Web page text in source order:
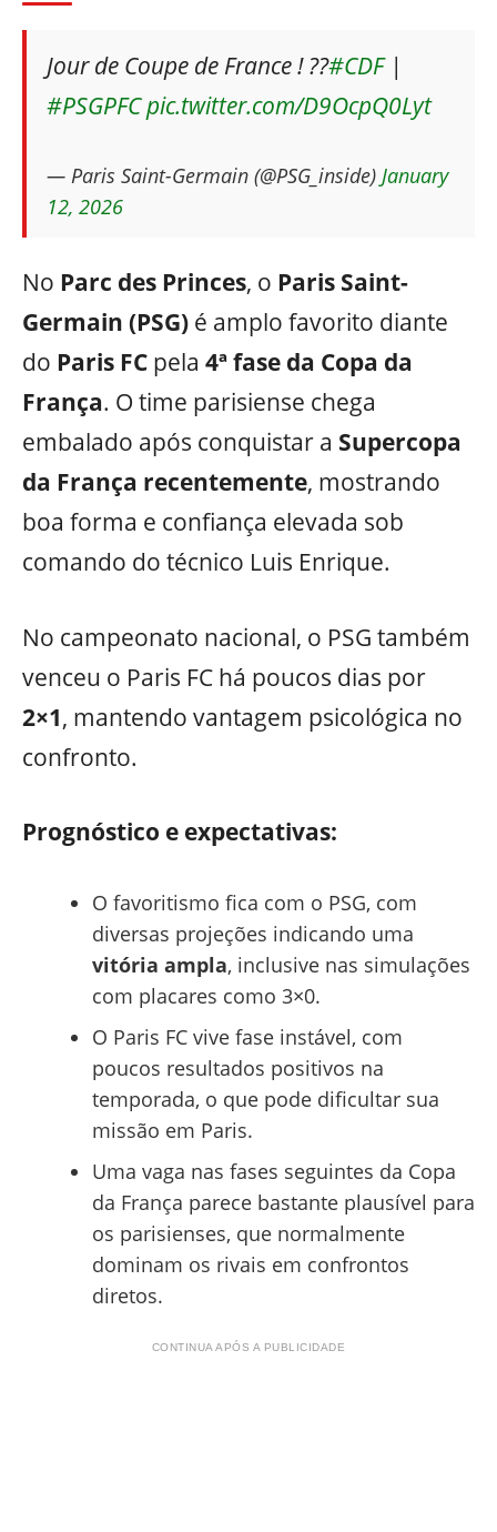
Jour de Coupe de France ! ??#CDF|
#PSGPFCpic.twitter.com/D9OcpQ0Lyt
— Paris Saint-Germain (@PSG_inside) January
12, 2026
No Parc des Princes, o Paris Saint-
Germain (PSG) é amplo favorito diante
do Paris FC pela 4ª fase da Copa da
França. O time parisiense chega
embalado após conquistar a Supercopa
da França recentemente, mostrando
boa forma e confiança elevada sob
comando do técnico Luis Enrique.
No campeonato nacional, o PSG também
venceu o Paris FC há poucos dias por
2×1, mantendo vantagem psicológica no
confronto.
Prognóstico e expectativas:
O favoritismo fica com o PSG, com
diversas projeções indicando uma
vitória ampla, inclusive nas simulações
com placares como 3×0.
O Paris FC vive fase instável, com
poucos resultados positivos na
temporada, o que pode dificultar sua
missão em Paris.
Uma vaga nas fases seguintes da Copa
da França parece bastante plausível para
os parisienses, que normalmente
dominam os rivais em confrontos
diretos.
CONTINUA APÓS A PUBLICIDADE